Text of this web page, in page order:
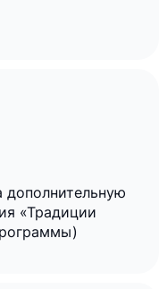
«Традиции